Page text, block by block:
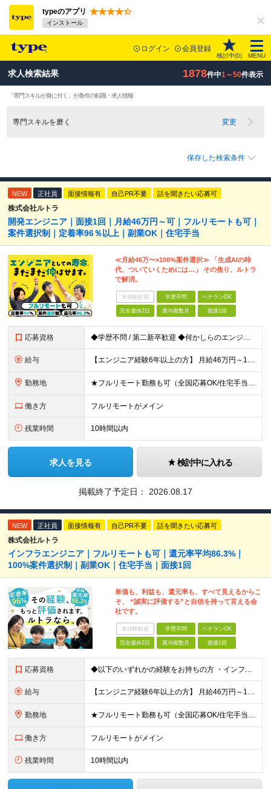
typeのアプリ
インストール
ログイン 会員登録
検討中(0) MENU
求人検索結果 1878件中1～50件表示
「専門スキルが身に付く」が条件の転職・求人情報
専門スキルを磨く 変更
保存した検索条件
NEW 正社員 面接情報有 自己PR不要 話を聞きたい応募可
株式会社ルトラ
開発エンジニア｜面接1回｜月給46万円～可｜フルリモートも可｜
案件選択制｜定着率96％以上｜副業OK｜住宅手当
≪月給46万〜×100%案件選択≫ 「生成AIの時
代、ついていくためには…」 その焦り、ルトラ
で解消。
未経験歓迎 学歴不問 ベテランOK
完全週休2日 賞与複数月 面接1回
応募資格 ◆学歴不問 / 第二新卒歓迎 ◆何かしらのエンジニア経験をお持ちの方 （言語・期間・フェーズ不問） 経験浅めの方も遠慮なくご応募ください！ ■入社前Q＆A ────── ◎実力に見合った報酬が手に
給与 【エンジニア経験6年以上の方】 月給46万円～100万円（固定残業代含む） ※上記月給には月30時間分の固定残業代（月8万7,400円～月19万円）を含む。超過分は全額支給。 【エンジニア経験4年以
勤務地 ★フルリモート勤務も可（全国応募OK/住宅手当を支給します） ※案件によって常駐が必要になる場合があります。 ※希望がない限り、転勤はありません ※U・Iターン歓迎 ★ルトラの社員は全国各地で活躍中
働き方 フルリモートがメイン
残業時間 10時間以内
求人を見る 検討中に入れる
掲載終了予定日： 2026.08.17
NEW 正社員 面接情報有 自己PR不要 話を聞きたい応募可
株式会社ルトラ
インフラエンジニア｜フルリモートも可｜還元率平均86.3%｜
100%案件選択制｜副業OK｜住宅手当｜面接1回
単価も、利益も、還元率も、すべて見えるからこ
そ、 “誠実に評価する”と自信を持って言える会
社です。
未経験歓迎 学歴不問 ベテランOK
完全週休2日 賞与複数月 面接1回
応募資格 ◆以下のいずれかの経験をお持ちの方 ・インフラ設計・構築の実務経験（オンプレ/クラウドどちらもOK） ・クラウド環境下での運用保守に関する実務経験 ◆学歴不問 ＜こんな方は特に歓迎します＞ ◎これま
給与 【エンジニア経験6年以上の方】 月給46万円～100万円（固定残業代含む） ※上記月給には月30時間分の固定残業代（月8万7,400円～月19万円）を含む。超過分は全額支給。 【エンジニア経験4年以
勤務地 ★フルリモート勤務も可（全国応募OK/住宅手当を支給します） ※案件によって常駐が必要になる場合があります。 ※希望がない限り、転勤はありません ※U・Iターン歓迎 ★ルトラの社員は全国各地で活躍中
働き方 フルリモートがメイン
残業時間 10時間以内